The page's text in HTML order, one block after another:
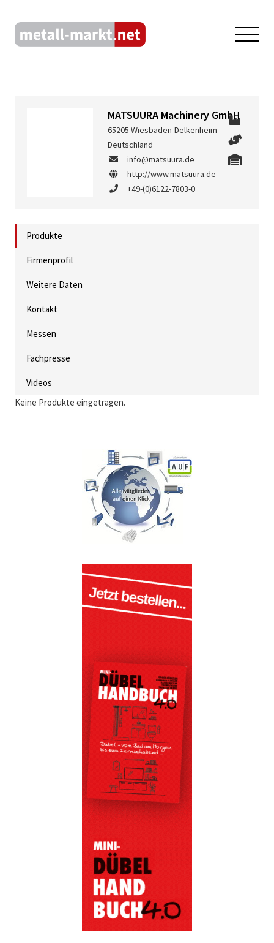
MATSUURA Machinery GmbH
65205 Wiesbaden-Delkenheim -
Deutschland
info@matsuura.de
http://www.matsuura.de
+49-(0)6122-7803-0
Produkte
Firmenprofil
Weitere Daten
Kontakt
Messen
Fachpresse
Videos
Keine Produkte eingetragen.